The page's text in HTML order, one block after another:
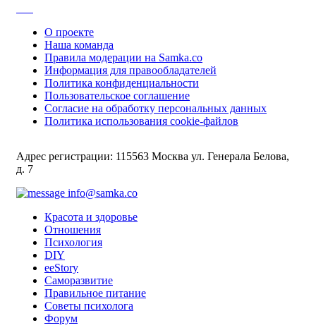
О проекте
Наша команда
Правила модерации на Samka.co
Информация для правообладателей
Политика конфиденциальности
Пользовательское соглашение
Согласие на обработку персональных данных
Политика использования cookie-файлов
Адрес регистрации: 115563 Москва ул. Генерала Белова,
д. 7
info@samka.co
Красота и здоровье
Отношения
Психология
DIY
ееStory
Саморазвитие
Правильное питание
Советы психолога
Форум